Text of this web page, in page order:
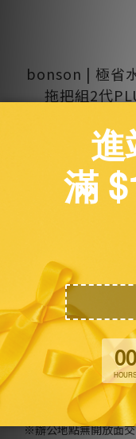
bonson | 極省
拖把組2代
NT$1,850
加入購物車
關於我們
公司名稱 : 萬博創意
統編: 85030997
公司地址 : 台南市安
※辦公地點無開放面交